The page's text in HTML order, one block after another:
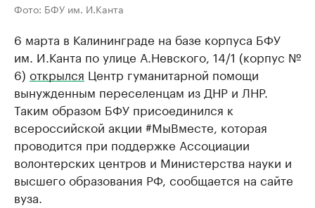
Фото: БФУ им. И.Канта
6 марта в Калининграде на базе корпуса БФУ
им. И.Канта по улице А.Невского, 14/1 (корпус №
6) открылся Центр гуманитарной помощи
вынужденным переселенцам из ДНР и ЛНР.
Таким образом БФУ присоединился к
всероссийской акции #МыВместе, которая
проводится при поддержке Ассоциации
волонтерских центров и Министерства науки и
высшего образования РФ, сообщается на сайте
вуза.